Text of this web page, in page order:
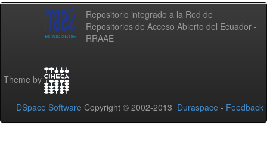
Repositorio integrado a la Red de
Repositorios de Acceso Abierto del Ecuador -
RRAAE
Theme by
DSpace Software Copyright © 2002-2013 Duraspace - Feedback